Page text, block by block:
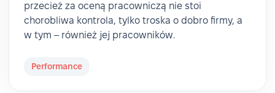
przecież za oceną pracowniczą nie stoi
chorobliwa kontrola, tylko troska o dobro firmy, a
w tym – również jej pracowników.
Performance